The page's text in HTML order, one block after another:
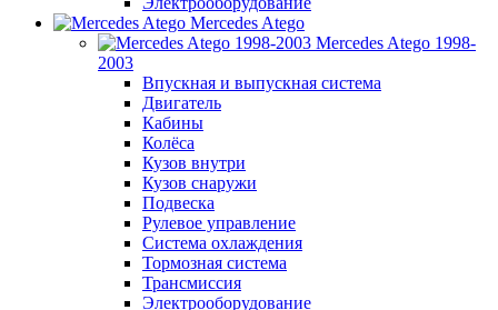
Mercedes Atego
Mercedes Atego 1998-
2003
Впускная и выпускная система
Двигатель
Кабины
Колёса
Кузов внутри
Кузов снаружи
Подвеска
Рулевое управление
Система охлаждения
Тормозная система
Трансмиссия
Электрооборудование